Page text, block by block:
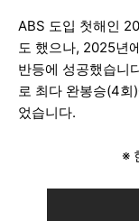
ABS 도입 첫해인
도 했으나, 2025년
반등에 성공했습니
로 최다 완봉승(4회
었습니다.
※